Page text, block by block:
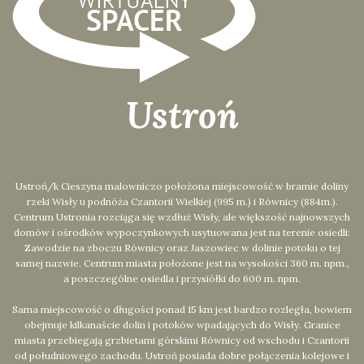
Ustroń
Ustroń/k Cieszyna malowniczo położona miejscowość w bramie doliny
rzeki Wisły u podnóża Czantorii Wielkiej (995 m.) i Równicy (884m.).
Centrum Ustronia rozciąga się wzdłuż Wisły, ale większość najnowszych
domów i ośrodków wypoczynkowych usytuowana jest na terenie osiedli:
Zawodzie na zboczu Równicy oraz Jaszowiec w dolinie potoku o tej
samej nazwie. Centrum miasta położone jest na wysokości 360 m. npm.,
a poszczególne osiedla i przysiółki do 600 m. npm.
Sama miejscowość o długości ponad 15 km jest bardzo rozległa, bowiem
obejmuje kilkanaście dolin i potoków wpadających do Wisły. Granice
miasta przebiegają grzbietami górskimi Równicy od wschodu i Czantorii
od południowego zachodu. Ustroń posiada dobre połączenia kolejowe i